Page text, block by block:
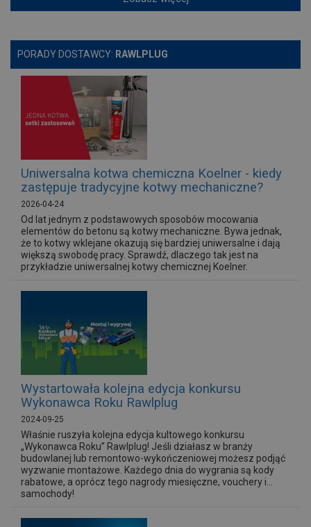
PORADY DOSTAWCY: RAWLPLUG
Uniwersalna kotwa chemiczna Koelner - kiedy
zastępuje tradycyjne kotwy mechaniczne?
2026-04-24
Od lat jednym z podstawowych sposobów mocowania
elementów do betonu są kotwy mechaniczne. Bywa jednak,
że to kotwy wklejane okazują się bardziej uniwersalne i dają
większą swobodę pracy. Sprawdź, dlaczego tak jest na
przykładzie uniwersalnej kotwy chemicznej Koelner.
Wystartowała kolejna edycja konkursu
Wykonawca Roku Rawlplug
2024-09-25
Właśnie ruszyła kolejna edycja kultowego konkursu
„Wykonawca Roku” Rawlplug! Jeśli działasz w branży
budowlanej lub remontowo-wykończeniowej możesz podjąć
wyzwanie montażowe. Każdego dnia do wygrania są kody
rabatowe, a oprócz tego nagrody miesięczne, vouchery i...
samochody!